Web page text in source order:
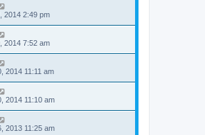
2014 2:49 pm
2014 7:52 am
2014 11:11 am
2014 11:10 am
2013 11:25 am